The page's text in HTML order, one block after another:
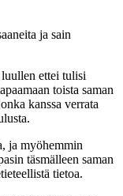
ja sain
ettei tulisi
toista saman
kanssa verrata
ja myöhemmin
täsmälleen saman
tietoa.